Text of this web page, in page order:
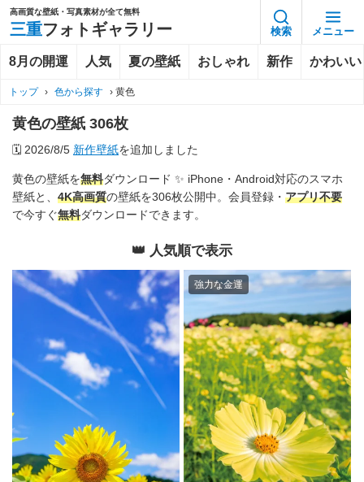
高画質な壁紙・写真素材が全て無料
三重フォトギャラリー 検索 メニュー
8月の開運 人気 夏の壁紙 おしゃれ 新作 かわいい
トップ › 色から探す › 黄色
黄色の壁紙 306枚
🗓️ 2026/8/5 新作壁紙を追加しました
黄色の壁紙を無料ダウンロード ✨️ iPhone・Android対応のスマホ
壁紙と、 4K高画質の壁紙を306枚公開中。会員登録・ アプリ不要
で今すぐ無料ダウンロードできます。
👑 人気順で表示
強力な金運